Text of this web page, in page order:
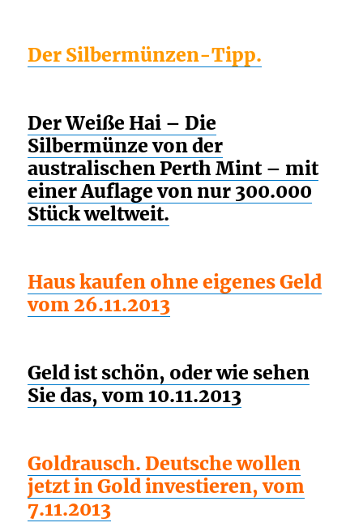
Der Silbermünzen-Tipp.
Der Weiße Hai – Die
Silbermünze von der
australischen Perth Mint – mit
einer Auflage von nur 300.000
Stück weltweit.
Haus kaufen ohne eigenes Geld
vom 26.11.2013
Geld ist schön, oder wie sehen
Sie das, vom 10.11.2013
Goldrausch. Deutsche wollen
jetzt in Gold investieren, vom
7.11.2013